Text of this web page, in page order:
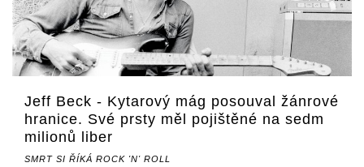
Jeff Beck - Kytarový mág posouval žánrové
hranice. Své prsty měl pojištěné na sedm
milionů liber
SMRT SI ŘÍKÁ ROCK 'N' ROLL